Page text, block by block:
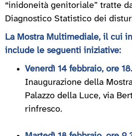
“inidoneità genitoriale” tratte
Diagnostico Statistico dei
La Mostra Multimediale, il cui
include le seguenti iniziative:
Venerdì 14 febbraio, ore
Inaugurazione della
Palazzo della Luce, via
rinfresco.